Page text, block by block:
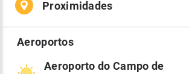
Proximidades
Aeroporto do Campo de